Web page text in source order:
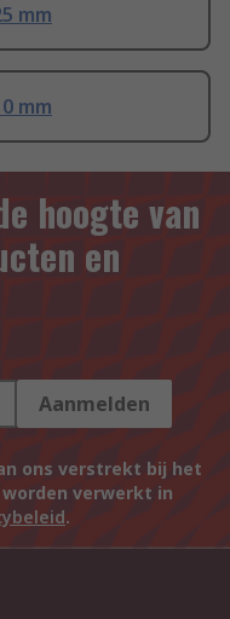
mm
mm
hoogte van
en
Aanmelden
ons verstrekt bij het
verwerkt in
.